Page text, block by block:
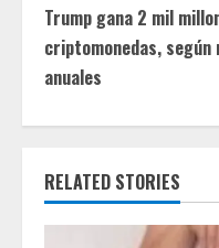
t
i
n
u
e
Trump gana 2 mil
criptomonedas,
anuales
RELATED STORIES